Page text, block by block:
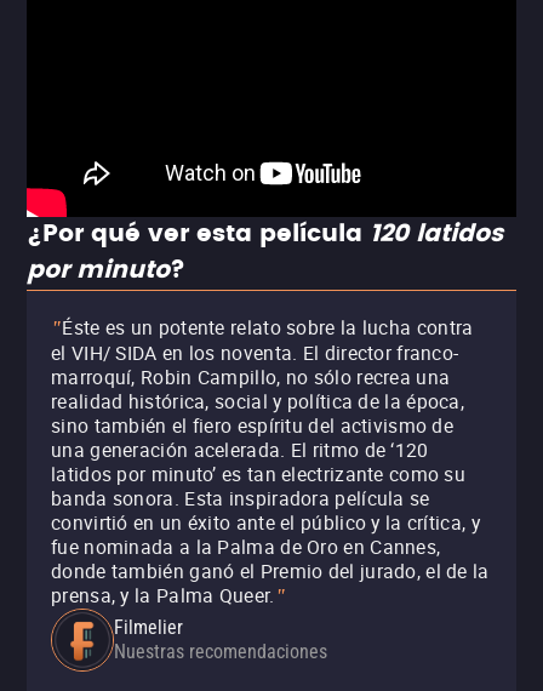
¿Por qué ver esta película 120 latidos
por minuto?
"Éste es un potente relato sobre la lucha contra
el VIH/ SIDA en los noventa. El director franco-
marroquí, Robin Campillo, no sólo recrea una
realidad histórica, social y política de la época,
sino también el fiero espíritu del activismo de
una generación acelerada. El ritmo de ‘120
latidos por minuto’ es tan electrizante como su
banda sonora. Esta inspiradora película se
convirtió en un éxito ante el público y la crítica, y
fue nominada a la Palma de Oro en Cannes,
donde también ganó el Premio del jurado, el de la
prensa, y la Palma Queer. "
Filmelier
Nuestras recomendaciones